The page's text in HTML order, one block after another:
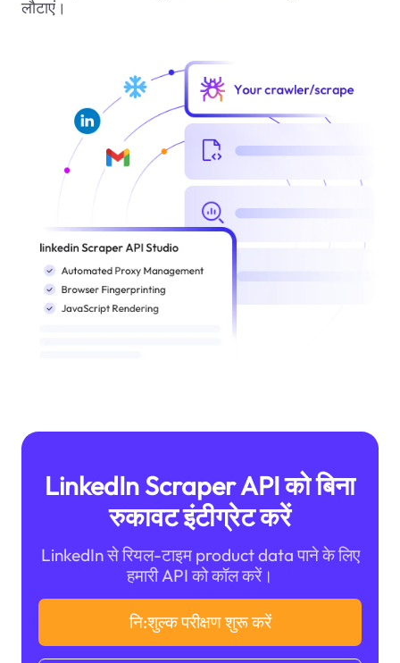
लौटाएं।
LinkedIn Scraper API को बिना
रुकावट इंटीग्रेट करें
LinkedIn से रियल-टाइम product data पाने के लिए
हमारी API को कॉल करें।
नि:शुल्क परीक्षण शुरू करें